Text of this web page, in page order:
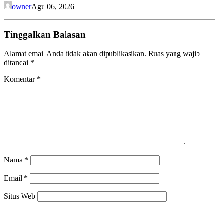
ownerAgu 06, 2026
Tinggalkan Balasan
Alamat email Anda tidak akan dipublikasikan. Ruas yang wajib
ditandai *
Komentar *
Nama *
Email *
Situs Web